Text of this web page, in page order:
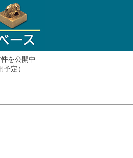
件を公開中
予定）